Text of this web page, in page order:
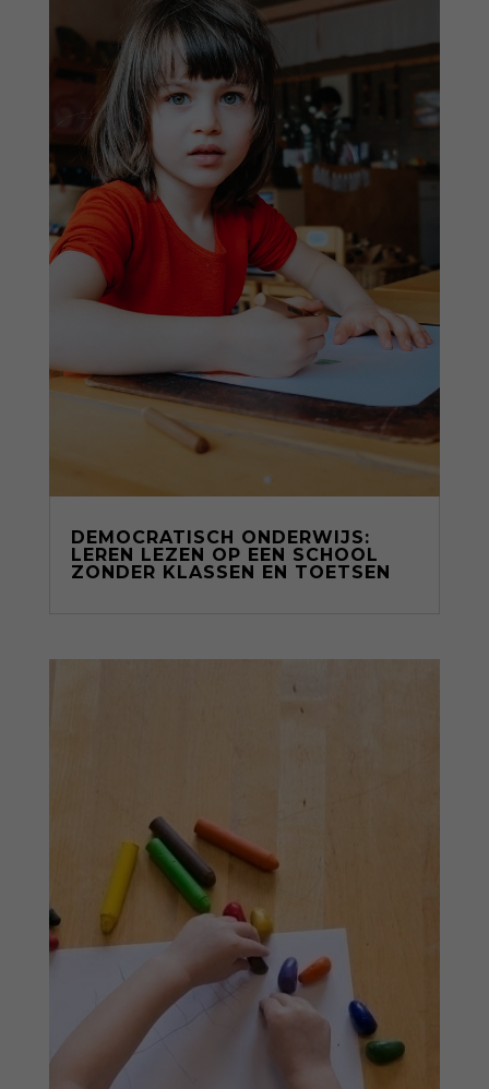
DEMOCRATISCH ONDERWIJS:
LEREN LEZEN OP EEN SCHOOL
ZONDER KLASSEN EN TOETSEN